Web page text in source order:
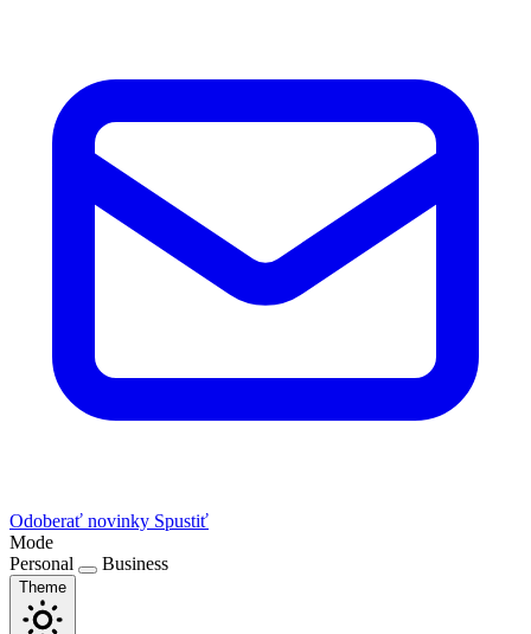
Odoberať novinky Spustiť
Mode
Personal
Business
Theme